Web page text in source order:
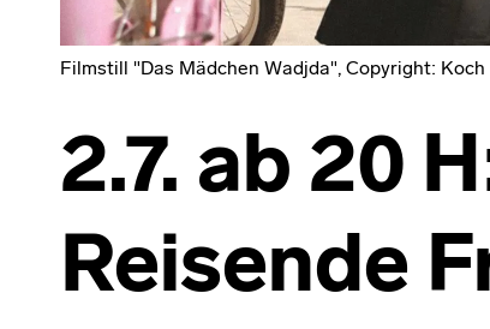
Filmstill "Das Mädchen Wadjda", Copyright: Koch
2.7. ab 20
Reisende